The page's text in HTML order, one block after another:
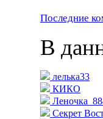
Последние
В
лелька33
КИКО
Секрет